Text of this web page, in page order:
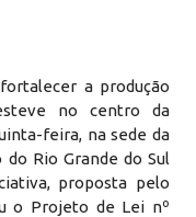
a produção
no centro da
feira, na sede da
do Rio Grande do Sul
proposta pelo
o Projeto de Lei nº